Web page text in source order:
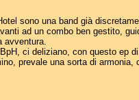
sono una band già
ad un combo ben gestito,
avventura.
ci deliziano, con questo ep
prevale una sorta di